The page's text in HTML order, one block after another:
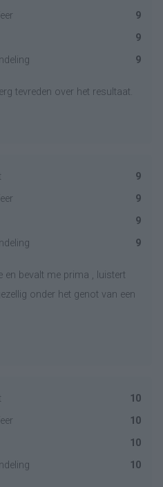
9
9
9
tevreden over het resultaat.
9
9
9
9
en bevalt me prima , luistert
onder het genot van een
10
10
10
10